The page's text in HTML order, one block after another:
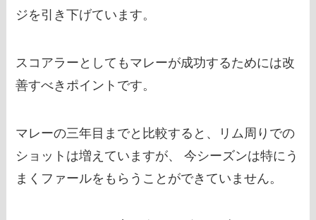
ジを引き下げています。
スコアラーとしてもマレーが成功するためには改
善すべきポイントです。
マレーの三年目までと比較すると、リム周りでの
ショットは増えていますが、 今シーズンは特にう
まくファールをもらうことができていません。